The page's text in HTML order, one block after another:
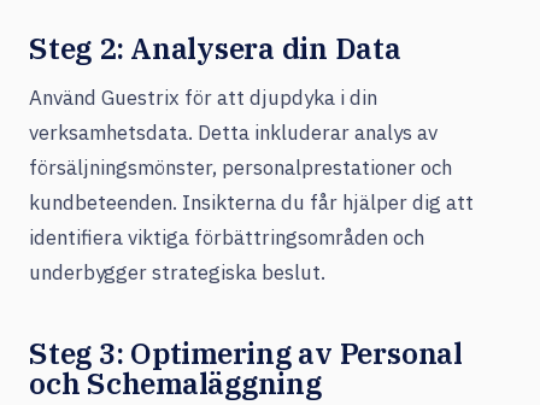
Steg 2: Analysera din Data
Använd Guestrix för att djupdyka i din
verksamhetsdata. Detta inkluderar analys av
försäljningsmönster, personalprestationer och
kundbeteenden. Insikterna du får hjälper dig att
identifiera viktiga förbättringsområden och
underbygger strategiska beslut.
Steg 3: Optimering av Personal
och Schemaläggning